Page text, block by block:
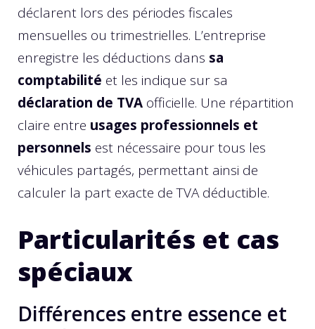
déclarent lors des périodes fiscales
mensuelles ou trimestrielles. L’entreprise
enregistre les déductions dans sa
comptabilité et les indique sur sa
déclaration de TVA officielle. Une répartition
claire entre usages professionnels et
personnels est nécessaire pour tous les
véhicules partagés, permettant ainsi de
calculer la part exacte de TVA déductible.
Particularités et cas
spéciaux
Différences entre essence et